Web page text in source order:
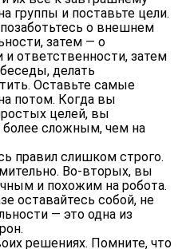
группы и поставьте цели.
о внешнем
затем — о
и ответственности, затем
делать
Оставьте самые
потом. Когда вы
целей, вы
сложным, чем на
правил слишком строго.
Во-вторых, вы
и похожим на робота.
оставайтесь собой, не
— это одна из
решениях. Помните, что